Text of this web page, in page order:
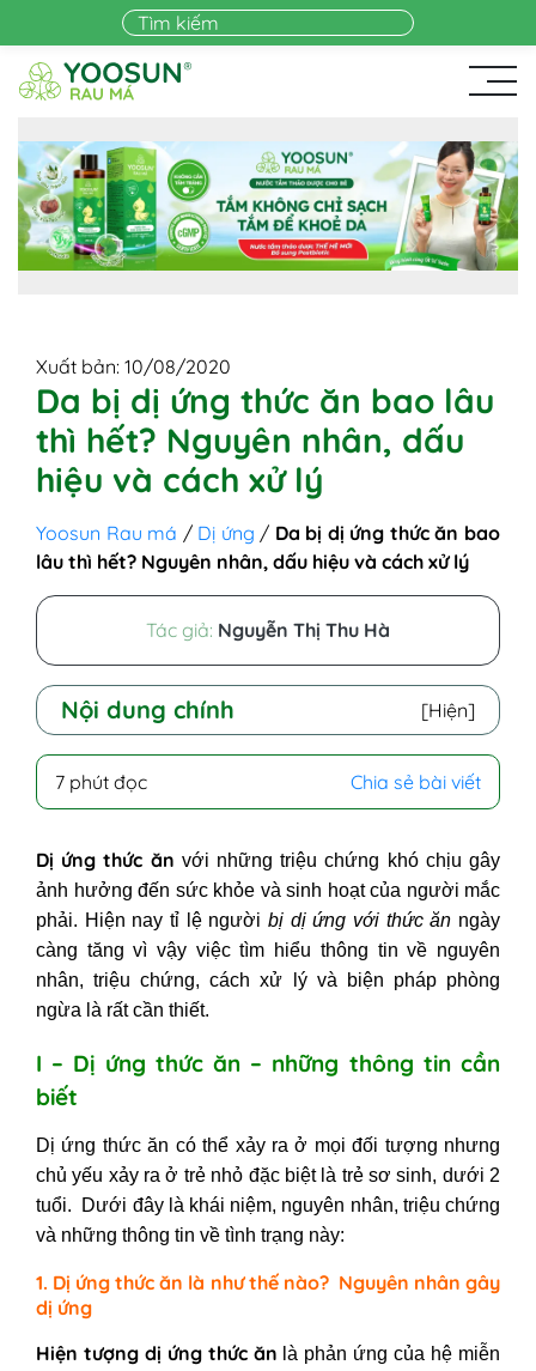
Skip to main content
Xuất bản: 10/08/2020
Da bị dị ứng thức ăn bao lâu
thì hết? Nguyên nhân, dấu
hiệu và cách xử lý
Yoosun Rau má / Dị ứng / Da bị dị ứng thức ăn bao
lâu thì hết? Nguyên nhân, dấu hiệu và cách xử lý
Tác giả: Nguyễn Thị Thu Hà
Nội dung chính [Hiện]
I - Dị ứng thức ăn – những thông tin
cần biết
Nguyên nhân gây dị ứng
2. Dấu hiệu dị ứng thức ăn
3. Dị ứng thức ăn có nguy hiểm
không?
4. Dị ứng thức ăn có được tắm
không?
II - Những đối tượng dễ bị dị ứng
1. Dị ứng thức ăn ở trẻ sơ sinh
2. Dị ứng thức ăn ở trẻ em
3. Dị ứng thức ăn khi mang thai
III - Dị ứng thức ăn bao lâu thì hết?
IV - Dị ứng thức ăn uống thuốc gì?
Cách chữa dị ứng thức ăn
7 phút đọc Chia sẻ bài viết
Dị ứng thức ăn với những triệu chứng khó chịu gây
ảnh hưởng đến sức khỏe và sinh hoạt của người mắc
phải. Hiện nay tỉ lệ người bị dị ứng với thức ăn ngày
càng tăng vì vậy việc tìm hiểu thông tin về nguyên
nhân, triệu chứng, cách xử lý và biện pháp phòng
ngừa là rất cần thiết.
I – Dị ứng thức ăn – những thông tin cần
biết
Dị ứng thức ăn có thể xảy ra ở mọi đối tượng nhưng
chủ yếu xảy ra ở trẻ nhỏ đặc biệt là trẻ sơ sinh, dưới 2
tuổi. Dưới đây là khái niệm, nguyên nhân, triệu chứng
và những thông tin về tình trạng này:
1. Dị ứng thức ăn là như thế nào? Nguyên nhân gây
dị ứng
Hiện tượng dị ứng thức ăn là phản ứng của hệ miễn